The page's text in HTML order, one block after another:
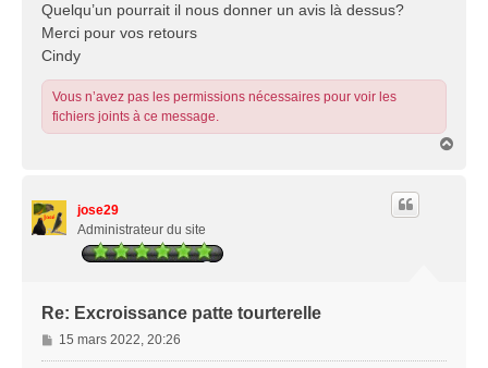
Quelqu’un pourrait il nous donner un avis là dessus?
Merci pour vos retours
Cindy
Vous n’avez pas les permissions nécessaires pour voir les
fichiers joints à ce message.
jose29
Administrateur du site
Re: Excroissance patte tourterelle
M
e
15 mars 2022, 20:26